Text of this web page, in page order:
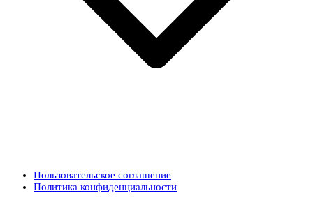
Пользовательское соглашение
Политика конфиденциальности